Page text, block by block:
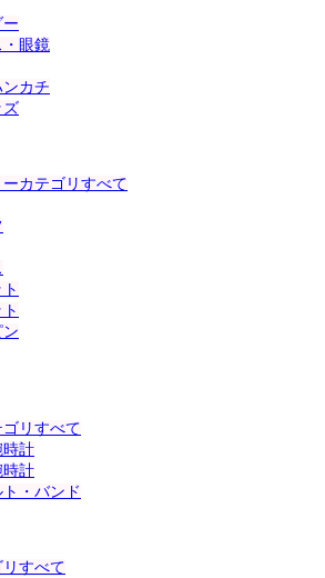
眼鏡
ンカチ
ズ
カテゴリすべて
リすべて
時計
時計
・バンド
すべて